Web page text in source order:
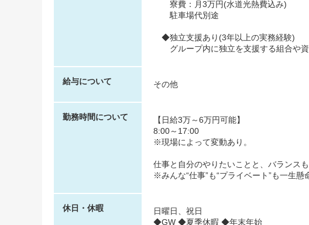
寮費：月3万円(水道光熱費込み)
駐車場代別途
◆独立支援あり(3年以上の実務経験)
グループ内に独立を支援する組合や資
給与について その他
勤務時間について
【日給3万～6万円可能】
8:00～17:00
※現場によって変動あり。
仕事と自分のやりたいことと、バランスも
※みんな“仕事”も“プライベート”も一生
休日・休暇
日曜日、祝日
◆GW ◆夏季休暇 ◆年末年始